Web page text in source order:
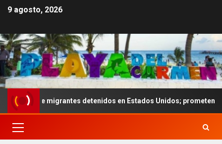
9 agosto, 2026
de migrantes detenidos en Estados Unidos; prometen liberarlos